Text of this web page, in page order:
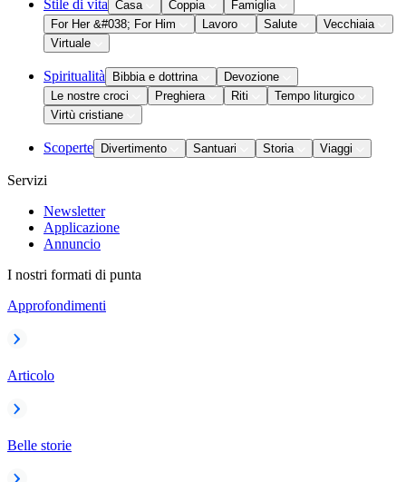
Stile di vita Casa Coppia
Famiglia
For Her &#038; For Him
Lavoro Salute
Vecchiaia
Virtuale
Spiritualità Bibbia e dottrina
Devozione
Le nostre croci
Preghiera Riti
Tempo liturgico
Virtù cristiane
Scoperte Divertimento Santuari Storia Viaggi
Servizi
Newsletter
Applicazione
Annuncio
I nostri formati di punta
Approfondimenti
Articolo
Belle storie